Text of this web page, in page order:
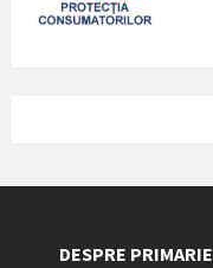
DESPRE PRIMARIE